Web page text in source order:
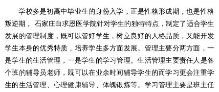
学校多是初高中毕业生的身份入学，正是性格形成期，也是性格
叛逆期， 石家庄白求恩医学院针对学生的独特特点，制定了适合学生
发展的管理制度，既可以管好学生，树立良好的人格品质，又能开发
学生本身的优秀特质，培养学生多方面发展。管理主要分两方面，一
是学生的生活管理，一是学生的学习管理。生活管理主要责任人是各
个班的辅导员老师，既可以在业余时间辅导学生的而学习更会注重学
生的生活管理、心理健康辅导、体魄锻炼等。学习管理主要是班主任